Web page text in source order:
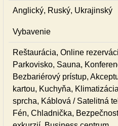
Anglický, Ruský, Ukrajinský
Vybavenie
Reštaurácia, Online
Parkovisko, Sauna,
Bezbariérový prístup,
kartou, Kuchyňa,
sprcha, Káblová / Satelitná
Fén, Chladnička,